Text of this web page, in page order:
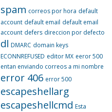
spam correos por hora default
account default email default email
account defers direccion por defecto
dl DMARC domain keys
ECONNREFUSED editor MX eeror 500
entan enviando correos a mi nombre
error 406 error 500
escapeshellarg
escapeshellcmd Esta